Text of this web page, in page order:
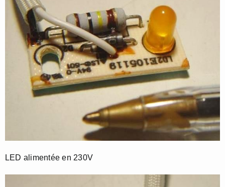
LED alimentée en 230V